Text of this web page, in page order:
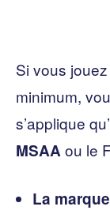
Si vous
minimum,
s’applique
MSAAou le
La